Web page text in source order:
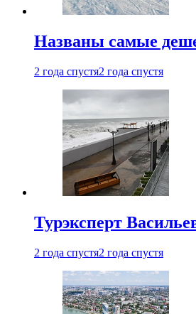
Названы самые
2 года спустя2 года спустя
Турэксперт
2 года спустя2 года спустя